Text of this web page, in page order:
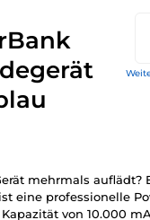
mehrmals auflädt?
eine professionelle
von 10.000